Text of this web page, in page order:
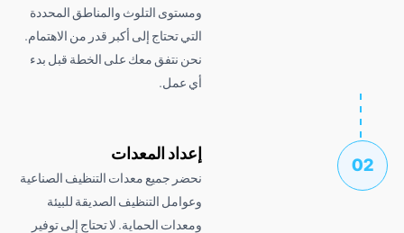
ومستوى التلوث والمناطق المحددة
التي تحتاج إلى أكبر قدر من الاهتمام.
نحن نتفق معك على الخطة قبل بدء
إعداد المعدات
نحضر جميع معدات التنظيف الصناعية
وعوامل التنظيف الصديقة للبيئة
ومعدات الحماية. لا تحتاج إلى توفير